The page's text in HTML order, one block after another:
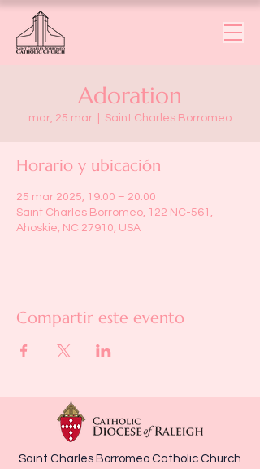
Adoration
mar, 25 mar Saint Charles Borromeo
Horario y ubicación
25 mar 2025, 19:00 – 20:00
Saint Charles Borromeo, 122 NC-561,
Ahoskie, NC 27910, USA
Compartir este evento
Saint Charles Borromeo Catholic Church